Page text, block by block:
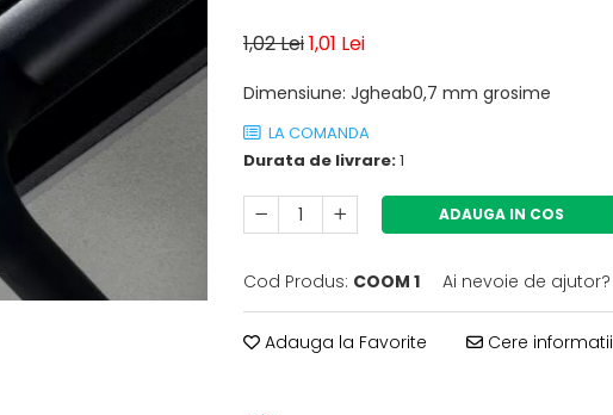
1,02 Lei1,01 Lei
Dimensiune: Jgheab0,7 mm grosime
LA COMANDA
Durata de livrare:1
ADAUGA IN COS
Cod Produs: COOM 1 Ai nevoie de ajutor?
Adauga la Favorite Cere informatii